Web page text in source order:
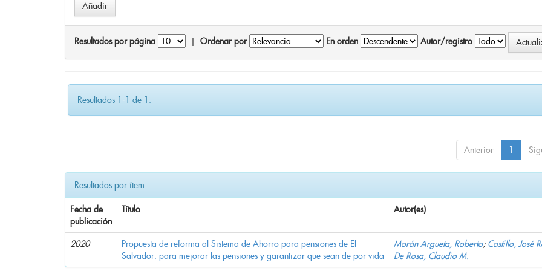
Resultados por página Ordenar por En orden Autor/registro
Resultados 1-1 de 1.
Anterior 1
Resultados por ítem:
Fecha de
publicación
Título Autor(es)
2020
Propuesta de reforma al Sistema de Ahorro para pensiones de El
Salvador: para mejorar las pensiones y garantizar que sean de por vida
Morán Argueta, Roberto; Castillo, José
De Rosa, Claudio M.